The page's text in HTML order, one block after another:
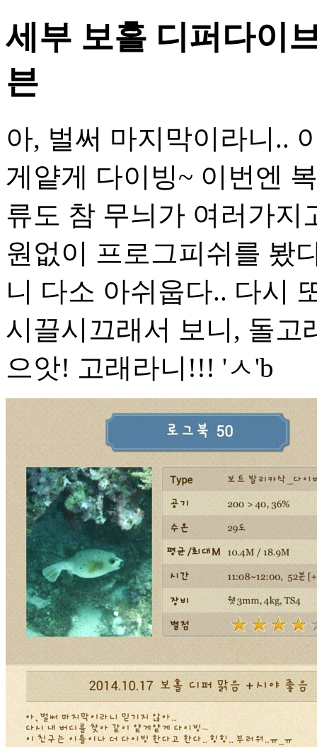
세부 보홀 디퍼다이
븐
아, 벌써 마지막이라니..
게얕게 다이빙~ 이번엔
류도 참 무늬가 여러가지
원없이 프로그피쉬를 봤
니 다소 아쉬웁다.. 다시
시끌시끄래서 보니, 돌고
으앗! 고래라니!!! 'ㅅ'b